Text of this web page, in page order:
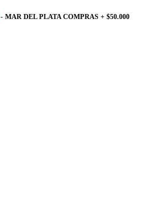
- MAR DEL PLATA COMPRAS + $50.000